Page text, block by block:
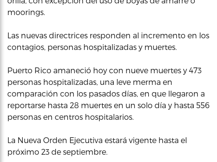
moorings.
Las nuevas directrices responden al incremento en los
contagios, personas hospitalizadas y muertes.
Puerto Rico amaneció hoy con nueve muertes y 473
personas hospitalizadas, una leve merma en
comparación con los pasados días, en que llegaron a
reportarse hasta 28 muertes en un solo día y hasta 556
personas en centros hospitalarios.
La Nueva Orden Ejecutiva estará vigente hasta el
próximo 23 de septiembre.